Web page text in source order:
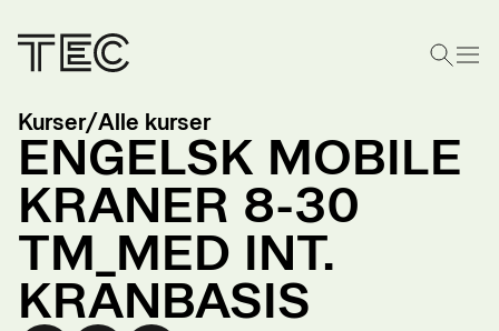
Kurser/Alle kurser
ENGELSK MOBILE
KRANER 8-30
TM_MED INT.
KRANBASIS